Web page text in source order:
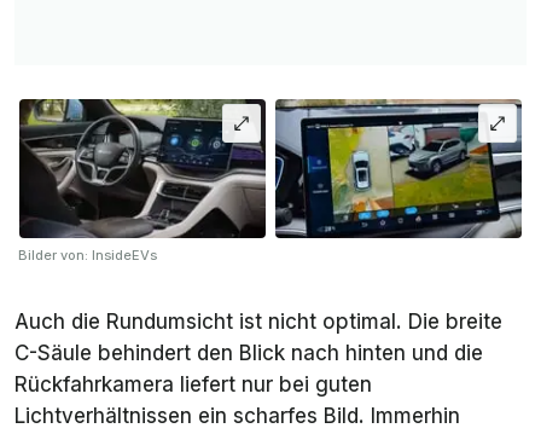
Bilder von: InsideEVs
Auch die Rundumsicht ist nicht optimal. Die breite
C-Säule behindert den Blick nach hinten und die
Rückfahrkamera liefert nur bei guten
Lichtverhältnissen ein scharfes Bild. Immerhin